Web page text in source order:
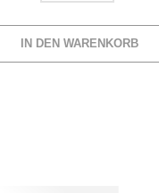
IN DEN WARENKORB